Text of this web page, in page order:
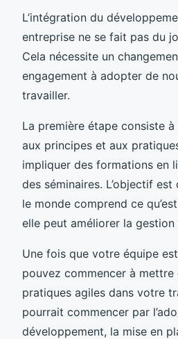
L’intégration du
entreprise ne se fait pas du
Cela nécessite un
engagement à adopter de
travailler.
La première étape consiste
aux principes et aux
impliquer des formations en
des séminaires. L’objectif est
le monde comprend ce
elle peut améliorer la gestion
Une fois que votre équipe
pouvez commencer à
pratiques agiles dans votre
pourrait commencer par
développement, la mise en